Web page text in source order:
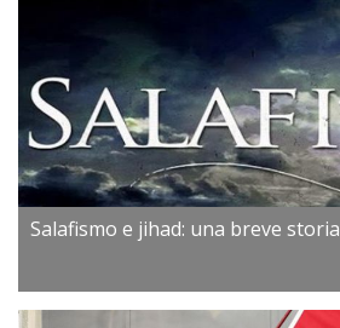
Salafismo e jihad: una breve storia